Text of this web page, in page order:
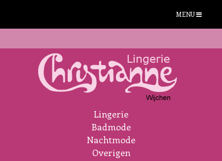
MENU
Lingerie
Badmode
Nachtmode
Overigen